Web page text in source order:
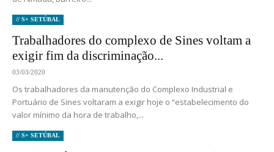
// S+ SETÚBAL
Trabalhadores do complexo de Sines voltam a
exigir fim da discriminação...
03/03/2020
Os trabalhadores da manutenção do Complexo Industrial e
Portuário de Sines voltaram a exigir hoje o “estabelecimento do
valor mínimo da hora de trabalho,...
// S+ SETÚBAL